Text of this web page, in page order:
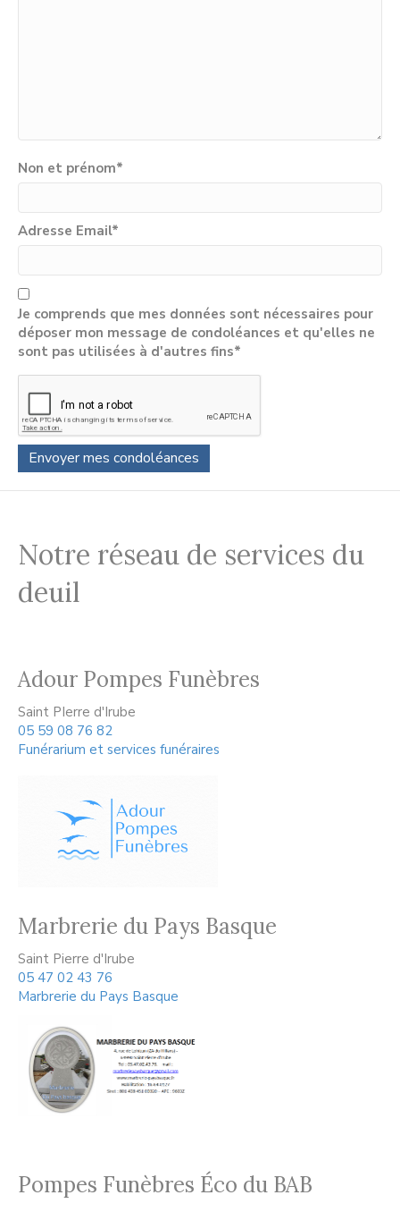
Non et prénom*
Adresse Email*
Je comprends que mes données sont nécessaires pour
déposer mon message de condoléances et qu'elles ne
sont pas utilisées à d'autres fins*
Notre réseau de services du
deuil
Adour Pompes Funèbres
Saint PIerre d'Irube
05 59 08 76 82
Funérarium et services funéraires
Marbrerie du Pays Basque
Saint Pierre d'Irube
05 47 02 43 76
Marbrerie du Pays Basque
Pompes Funèbres Éco du BAB